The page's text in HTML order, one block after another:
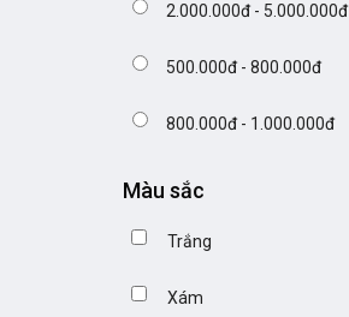
2.000.000đ - 5.000.000đ
500.000đ - 800.000đ
800.000đ - 1.000.000đ
Màu sắc
Trắng
Xám